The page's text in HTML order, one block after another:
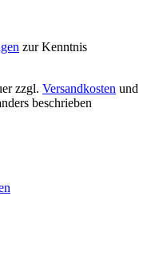
zur Kenntnis
zzgl. Versandkosten und
beschrieben